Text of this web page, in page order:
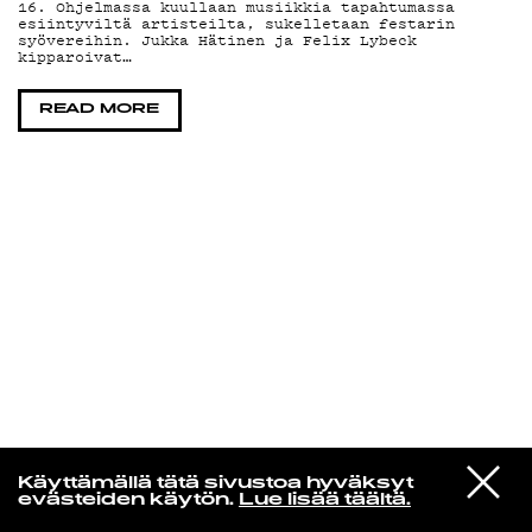
Käyttämällä tätä sivustoa hyväksyt
evästeiden käytön. Lue lisää täältä.
VIESTI
STUDIOON
Litku Klemetti & Tuntematon Numero
Angelika
KIRJAUDU SISÄÄN
16. Ohjelmassa kuullaan musiikkia tapahtumassa
esiintyviltä artisteilta, sukelletaan festarin
syövereihin. Jukka Hätinen ja Felix Lybeck
kipparoivat…
READ MORE